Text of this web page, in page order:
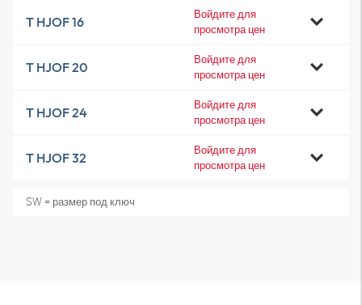
T HJOF 16
Войдите для
просмотра цен
T HJOF 20
Войдите для
просмотра цен
T HJOF 24
Войдите для
просмотра цен
T HJOF 32
Войдите для
просмотра цен
SW = размер под ключ